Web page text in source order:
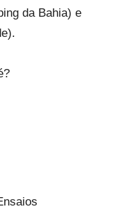
da Bahia) e